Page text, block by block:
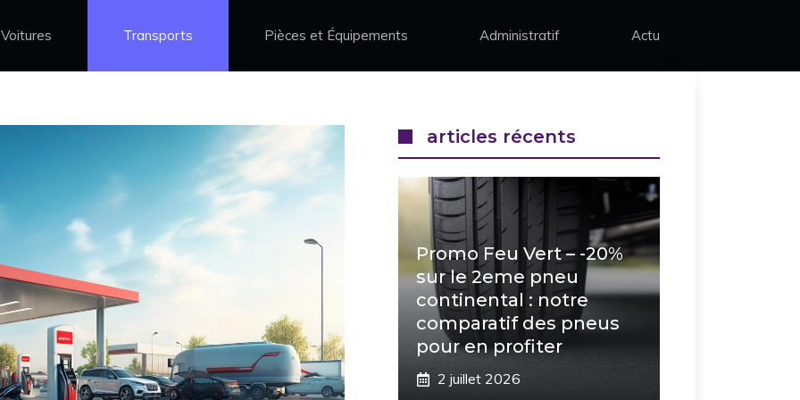
Voitures Transports Pièces et Équipements Administratif Actu
articles récents
Promo Feu Vert – -20%
sur le 2eme pneu
continental : notre
comparatif des pneus
pour en profiter
2 juillet 2026